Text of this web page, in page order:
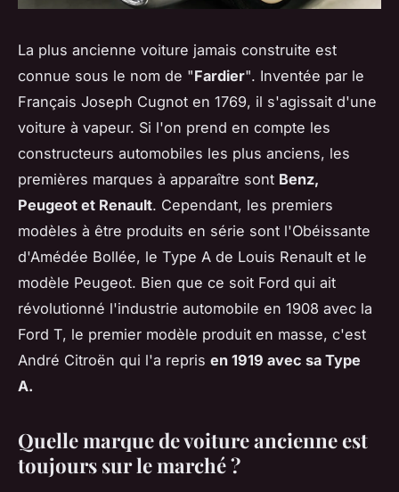
La plus ancienne voiture jamais construite est
connue sous le nom de "Fardier". Inventée par le
Français Joseph Cugnot en 1769, il s'agissait d'une
voiture à vapeur. Si l'on prend en compte les
constructeurs automobiles les plus anciens, les
premières marques à apparaître sont Benz,
Peugeot et Renault. Cependant, les premiers
modèles à être produits en série sont l'Obéissante
d'Amédée Bollée, le Type A de Louis Renault et le
modèle Peugeot. Bien que ce soit Ford qui ait
révolutionné l'industrie automobile en 1908 avec la
Ford T, le premier modèle produit en masse, c'est
André Citroën qui l'a repris en 1919 avec sa Type
A.
Quelle marque de voiture ancienne est
toujours sur le marché ?